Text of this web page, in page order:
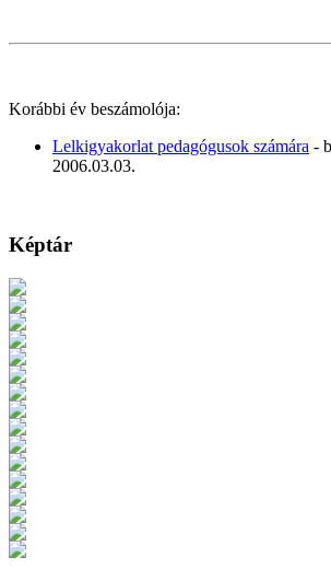
Korábbi év beszámolója:
Lelkigyakorlat pedagógusok számára -
2006.03.03.
Képtár